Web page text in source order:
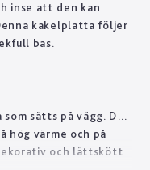
inse att den kan
kakelplatta följer
bas.
sätts på vägg. De
hög värme och på
och lättskött